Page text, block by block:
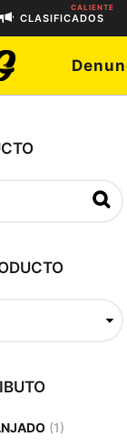
CLASIFICADOS
CALIENTE
(1)